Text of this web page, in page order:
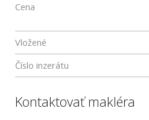
Cena
Vložené
Číslo inzerátu
Kontaktovať makléra